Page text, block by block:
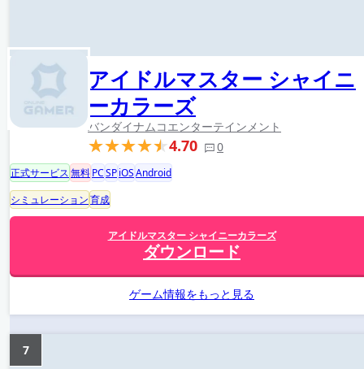
アイドルマスター シャイニ
ーカラーズ
バンダイナムコエンターテインメント
4.70 0
正式サービス無料PCSPiOSAndroid
シミュレーション育成
アイドルマスター シャイニーカラーズ
ダウンロード
ゲーム情報をもっと見る
7